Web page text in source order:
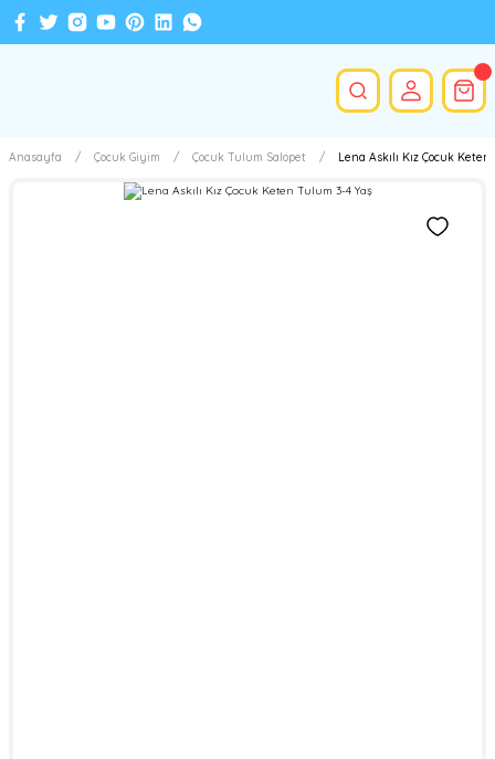
Anasayfa Çocuk Giyim Çocuk Tulum Salopet Lena Askılı Kız Çocuk